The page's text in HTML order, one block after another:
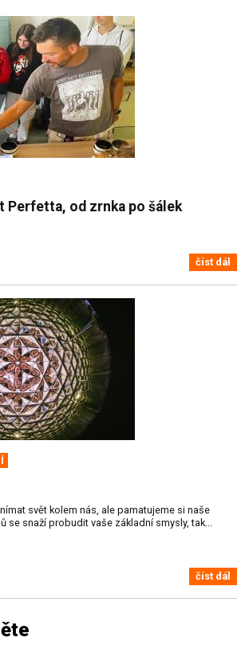
Perfetta, od zrnka po šálek
číst dál
svět kolem nás, ale pamatujeme si naše
se snaží probudit vaše základní smysly, tak...
číst dál